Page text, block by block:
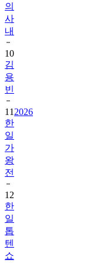
의
사
내
10
김
용
빈
11 2026
한
일
가
왕
전
12
한
일
톱
텐
쇼